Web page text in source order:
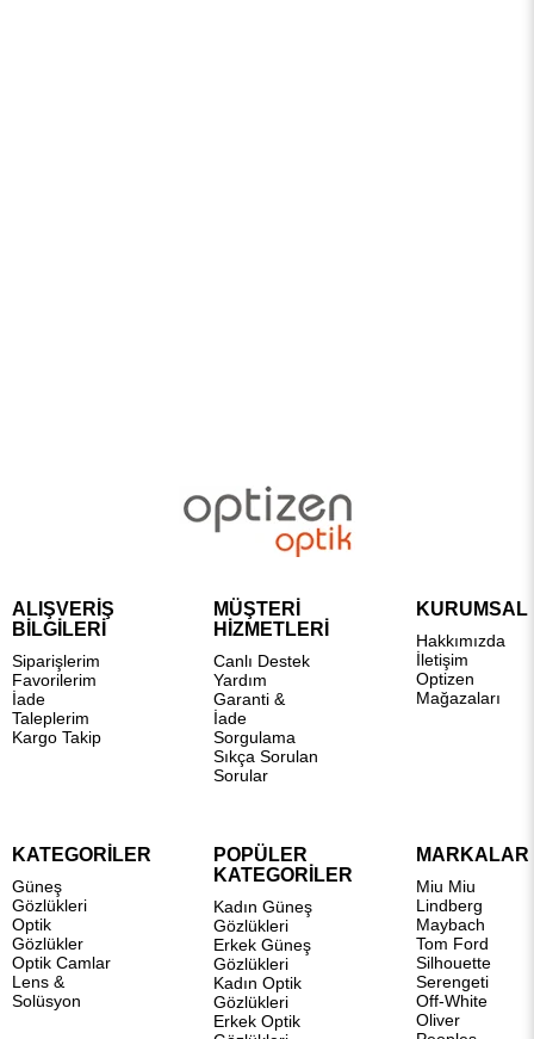
ALIŞVERİŞ
BİLGİLERİ
Siparişlerim
Favorilerim
İade
Taleplerim
Kargo Takip
MÜŞTERİ
HİZMETLERİ
Canlı Destek
Yardım
Garanti &
İade
Sorgulama
Sıkça Sorulan
Sorular
KURUMSAL
Hakkımızda
İletişim
Optizen
Mağazaları
KATEGORİLER
Güneş
Gözlükleri
Optik
Gözlükler
Optik Camlar
Lens &
Solüsyon
POPÜLER
KATEGORİLER
Kadın Güneş
Gözlükleri
Erkek Güneş
Gözlükleri
Kadın Optik
Gözlükleri
Erkek Optik
MARKALAR
Miu Miu
Lindberg
Maybach
Tom Ford
Silhouette
Serengeti
Off-White
Oliver